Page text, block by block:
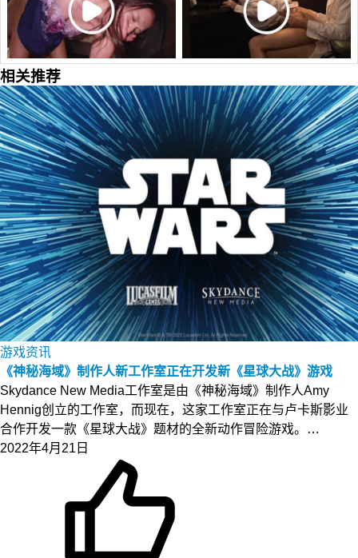
相关推荐
游戏资讯
《神秘海域》制作人新工作室正在开发新《星球大战》游戏
Skydance New Media工作室是由《神秘海域》制作人Amy
Hennig创立的工作室，而现在，这家工作室正在与卢卡斯影业
合作开发一款《星球大战》题材的全新动作冒险游戏。…
2022年4月21日